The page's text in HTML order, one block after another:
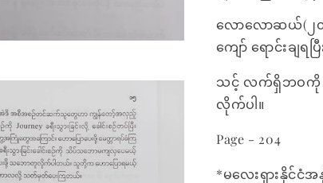
လောလောဆယ်(၂၀
ကျော် ရောင်းချ
သင့် လက်ရှိဘဝကို
လိုက်ပါ။
Page - 204
*မလေးရှားနိုင်ငံ